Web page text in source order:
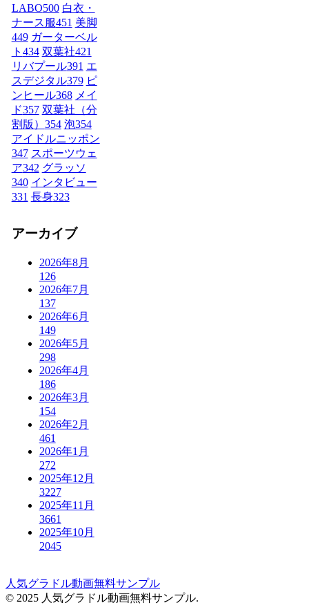
LABO500 白衣・
ナース服451 美脚
449 ガーターベル
ト 434 双葉社421
リバプール391 エ
スデジタル379 ピ
ンヒール368 メイ
ド357 双葉社（分
割版） 354 泡354
アイドルニッポン
347 スポーツウェ
ア342 グラッソ
340 インタビュー
331 長身323
アーカイブ
2026年8月
126
2026年7月
137
2026年6月
149
2026年5月
298
2026年4月
186
2026年3月
154
2026年2月
461
2026年1月
272
2025年12月
3227
2025年11月
3661
2025年10月
2045
人気グラドル動画無料サンプル
© 2025 人気グラドル動画無料サンプル.